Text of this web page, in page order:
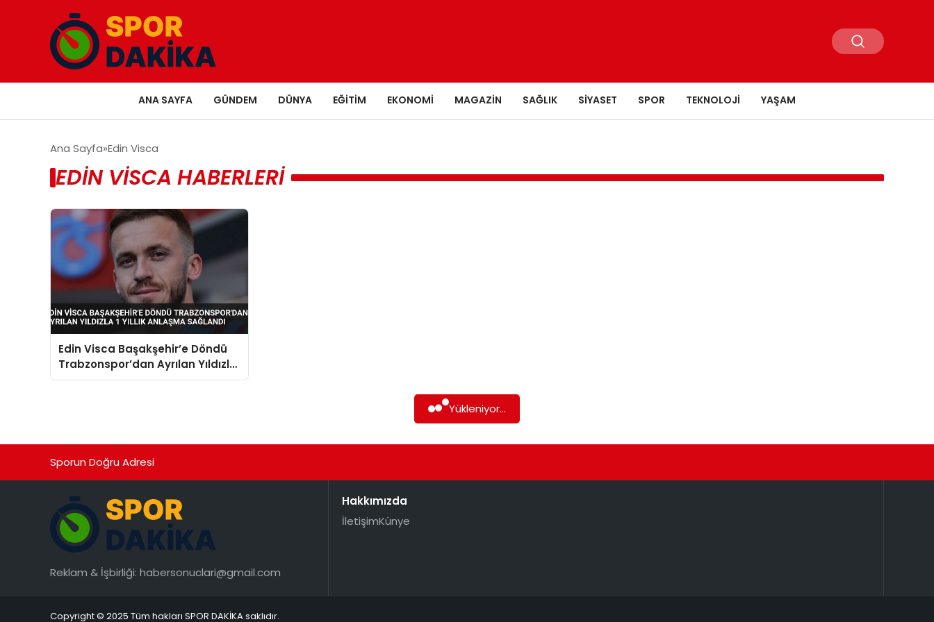
ANA SAYFA GÜNDEM DÜNYA EĞITIM EKONOMI MAGAZIN SAĞLIK SIYASET SPOR TEKNOLOJI YAŞAM
Ana Sayfa Edin Visca
EDIN VISCA HABERLERI
Edin Visca Başakşehir’e Döndü
Trabzonspor’dan Ayrılan Yıldızla
1 Yıllık Anlaşma Sağlandı
Yükleniyor...
Sporun Doğru Adresi
Reklam & İşbirliği: habersonuclari@gmail.com
Hakkımızda
İletişimKünye
Copyright © 2025 Tüm hakları SPOR DAKİKA saklıdır.